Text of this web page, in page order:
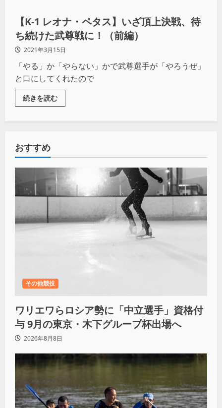
【K-1 レオナ・ペタス】いざ頂上決戦、待
ち続けた武尊戦に！（前編）
2021年3月15日
「やる」か「やらない」かで武尊選手が「やろうぜ」
と口にしてくれたので
続きを読む
おすすめ
その他競技
ワリエワらロシア勢に「中立選手」資格付
与 9月の東京・木下グループ杯出場へ
2026年8月8日